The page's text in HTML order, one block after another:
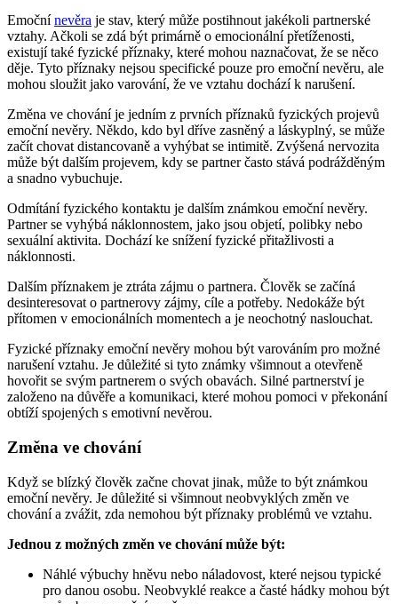
Emočnínevěra je stav, který může postihnout jakékoli partnerské
vztahy. Ačkoli se zdá být primárně o emocionální přetíženosti,
existují také fyzické příznaky, které mohou naznačovat, že se něco
děje. Tyto příznaky nejsou specifické pouze pro emoční nevěru, ale
mohou sloužit jako varování, že ve vztahu dochází k narušení.
Změna ve chování je jedním z prvních příznaků fyzických projevů
emoční nevěry. Někdo, kdo byl dříve zasněný a láskyplný, se může
začít chovat distancovaně a vyhýbat se intimitě. Zvýšená nervozita
může být dalším projevem, kdy se partner často stává podrážděným
a snadno vybuchuje.
Odmítání fyzického kontaktu je dalším známkou emoční nevěry.
Partner se vyhýbá náklonnostem, jako jsou objetí, polibky nebo
sexuální aktivita. Dochází ke snížení fyzické přitažlivosti a
náklonnosti.
Dalším příznakem je ztráta zájmu o partnera. Člověk se začíná
desinteresovat o partnerovy zájmy, cíle a potřeby. Nedokáže být
přítomen v emocionálních momentech a je neochotný naslouchat.
Fyzické příznaky emoční nevěry mohou být varováním pro možné
narušení vztahu. Je důležité si tyto známky všimnout a otevřeně
hovořit se svým partnerem o svých obavách. Silné partnerství je
založeno na důvěře a komunikaci, které mohou pomoci v překonání
obtíží spojených s emotivní nevěrou.
Změna ve chování
Když se blízký člověk začne chovat jinak, může to být známkou
emoční nevěry. Je důležité si všimnout neobvyklých změn ve
chování a zvážit, zda nemohou být příznaky problémů ve vztahu.
Jednou z možných změn ve chování může být:
Náhlé výbuchy hněvu nebo náladovost, které nejsou typické
pro danou osobu. Neobvyklé reakce a časté hádky mohou být